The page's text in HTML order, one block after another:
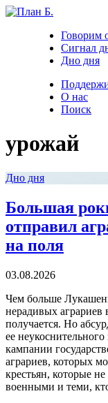
Говорим
Сигнал
Дно дня
О нас
Поиск
урожай
Дно дня
Большая
отправил
на поля
03.08.2026
Чем больше
нерадивых аграриев
получается. Но
ее
кампании
аграриев, которых
крестьян, которые
военными и теми,